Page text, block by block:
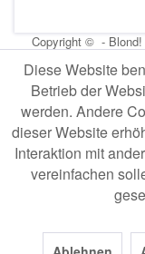
Copyright © - Blond!
Diese Website
Betrieb der
werden. Andere
dieser Website
Interaktion mit
vereinfachen